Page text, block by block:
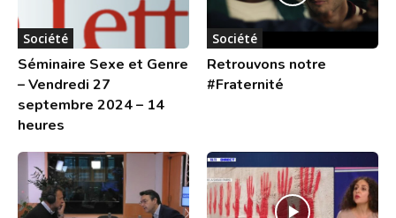
Société
Séminaire Sexe et Genre
– Vendredi 27
septembre 2024 – 14
heures
Société
Retrouvons notre
#Fraternité